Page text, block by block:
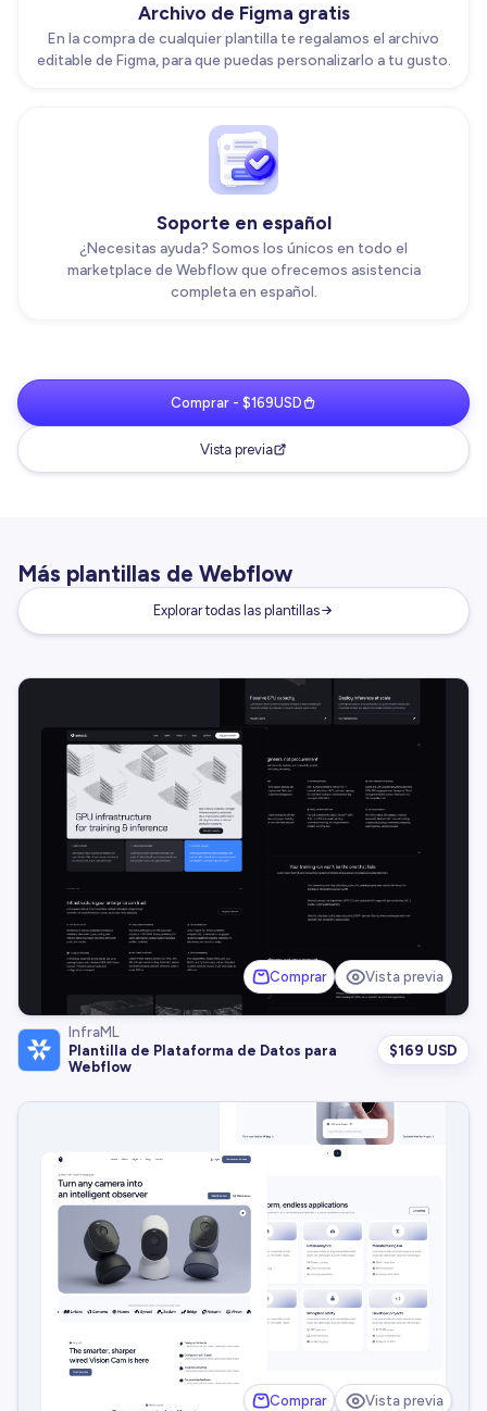
Archivo de Figma gratis
En la compra de cualquier plantilla te regalamos el archivo
editable de Figma, para que puedas personalizarlo a tu gusto.
Soporte en español
¿Necesitas ayuda? Somos los únicos en todo el
marketplace de Webflow que ofrecemos asistencia
completa en español.
Comprar - $169USD
Vista previa
Más plantillas de Webflow
Explorar todas las plantillas
Comprar Vista previa
InfraML
Plantilla de Plataforma de Datos para
Webflow
$169 USD
Comprar Vista previa